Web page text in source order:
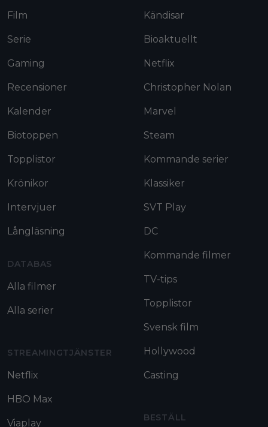
Film
Serie
Gaming
Recensioner
Kalender
Biotoppen
Topplistor
Krönikor
Intervjuer
Långläsning
DATABAS
Alla filmer
Alla serier
STREAMINGTJÄNSTER
Netflix
HBO Max
Viaplay
Kändisar
Bioaktuellt
Netflix
Christopher Nolan
Marvel
Steam
Kommande serier
Klassiker
SVT Play
DC
Kommande filmer
TV-tips
Topplistor
Svensk film
Hollywood
Casting
BESTÄLL